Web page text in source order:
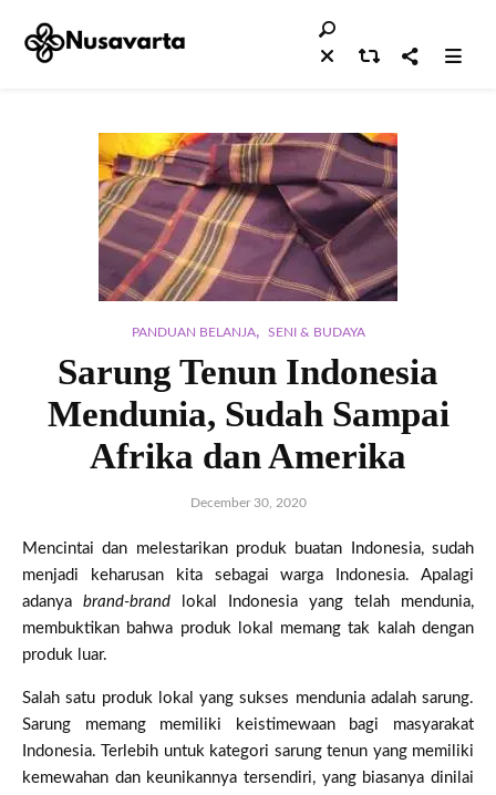
PANDUAN BELANJA, SENI & BUDAYA
Sarung Tenun Indonesia
Mendunia, Sudah Sampai
Afrika dan Amerika
December 30, 2020
Mencintai dan melestarikan produk buatan Indonesia, sudah
menjadi keharusan kita sebagai warga Indonesia. Apalagi
adanya brand-brand
lokal Indonesia yang telah mendunia,
membuktikan bahwa produk lokal memang tak kalah dengan
produk luar.
Salah satu produk lokal yang sukses mendunia adalah sarung.
Sarung memang memiliki keistimewaan bagi masyarakat
Indonesia. Terlebih untuk kategori sarung tenun yang memiliki
kemewahan dan keunikannya tersendiri, yang biasanya dinilai